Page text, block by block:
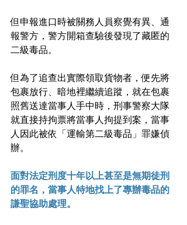
但申報進口時被關務人員察覺有異、通
報警方，警方開箱查驗後發現了藏匿的
二級毒品。
但為了追查出實際領取貨物者，便先將
包裹放行、暗地裡繼續追蹤，就在包裹
照舊送達當事人手中時，刑事警察大隊
就直接持拘票將當事人拘提到案，當事
人因此被依「運輸第二級毒品」罪嫌偵
辦。
面對法定刑度十年以上甚至是無期徒刑
的罪名，當事人特地找上了專辦毒品的
謙聖協助處理。